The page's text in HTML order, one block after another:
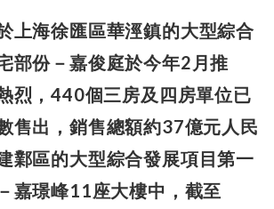
上海徐匯區華涇鎮的大型綜合
部份－嘉俊庭於今年2月推
烈，440個三房及四房單位已
售出，銷售總額約37億元人民
鄴區的大型綜合發展項目第一
嘉璟峰11座大樓中，截至